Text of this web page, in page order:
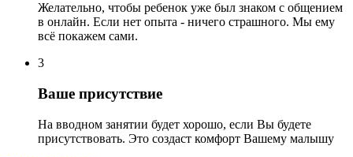
Желательно, чтобы ребенок уже был знаком с общением
в онлайн. Если нет опыта - ничего страшного. Мы ему
всё покажем сами.
3
Ваше присутствие
На вводном занятии будет хорошо, если Вы будете
присутствовать. Это создаст комфорт Вашему малышу